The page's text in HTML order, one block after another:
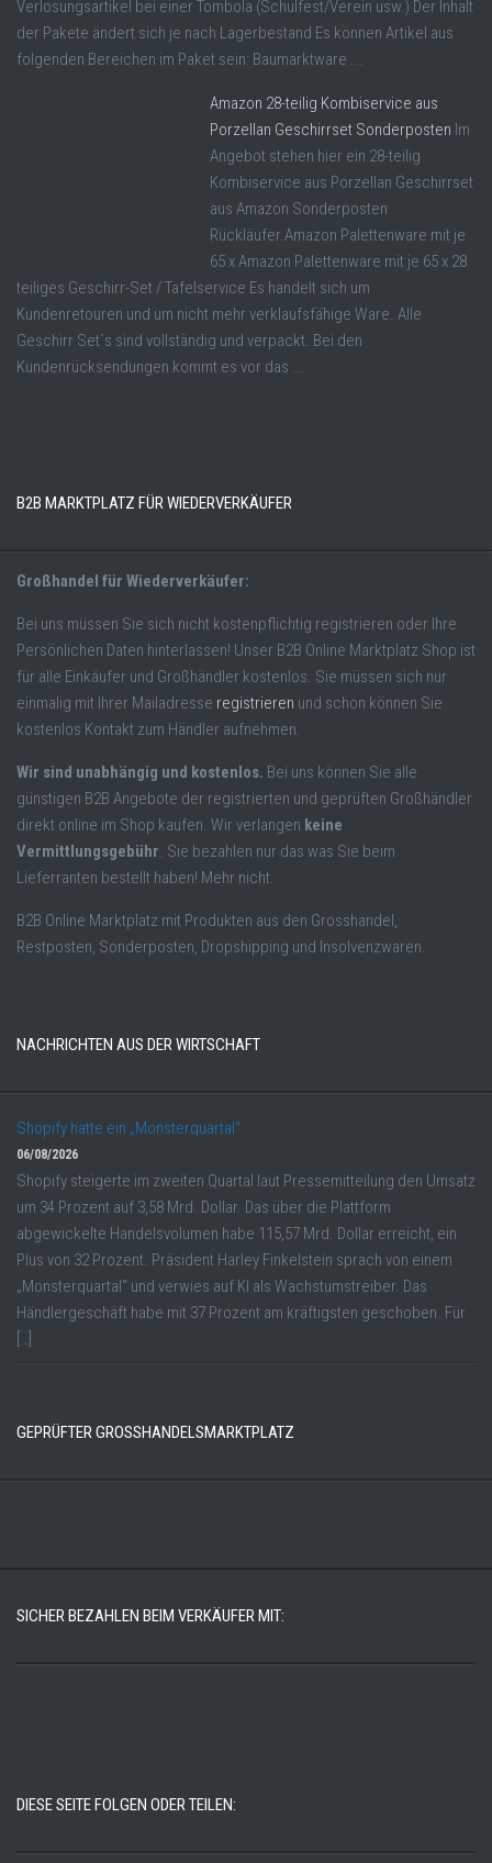
Verlosungsartikel bei einer Tombola (Schulfest/Verein usw.) Der Inhalt
der Pakete ändert sich je nach Lagerbestand Es können Artikel aus
folgenden Bereichen im Paket sein: Baumarktware ...
Amazon 28-teilig Kombiservice aus
Porzellan Geschirrset Sonderposten Im
Angebot stehen hier ein 28-teilig
Kombiservice aus Porzellan Geschirrset
aus Amazon Sonderposten
Rückläufer.Amazon Palettenware mit je
65 x Amazon Palettenware mit je 65 x 28
teiliges Geschirr-Set / Tafelservice Es handelt sich um
Kundenretouren und um nicht mehr verklaufsfähige Ware. Alle
Geschirr Set´s sind vollständig und verpackt. Bei den
Kundenrücksendungen kommt es vor das ...
B2B MARKTPLATZ FÜR WIEDERVERKÄUFER
Großhandel für Wiederverkäufer:
Bei uns müssen Sie sich nicht kostenpflichtig registrieren oder Ihre
Persönlichen Daten hinterlassen! Unser B2B Online Marktplatz Shop ist
für alle Einkäufer und Großhändler kostenlos. Sie müssen sich nur
einmalig mit Ihrer Mailadresse registrieren und schon können Sie
kostenlos Kontakt zum Händler aufnehmen.
Wir sind unabhängig und kostenlos. Bei uns können Sie alle
günstigen B2B Angebote der registrierten und geprüften Großhändler
direkt online im Shop kaufen. Wir verlangen keine
Vermittlungsgebühr. Sie bezahlen nur das was Sie beim
Lieferranten bestellt haben! Mehr nicht.
B2B Online Marktplatz mit Produkten aus den Grosshandel,
Restposten, Sonderposten, Dropshipping und Insolvenzwaren.
NACHRICHTEN AUS DER WIRTSCHAFT
Shopify hatte ein „Monsterquartal“
06/08/2026
Shopify steigerte im zweiten Quartal laut Pressemitteilung den Umsatz
um 34 Prozent auf 3,58 Mrd. Dollar. Das über die Plattform
abgewickelte Handelsvolumen habe 115,57 Mrd. Dollar erreicht, ein
Plus von 32 Prozent. Präsident Harley Finkelstein sprach von einem
„Monsterquartal“ und verwies auf KI als Wachstumstreiber. Das
Händlergeschäft habe mit 37 Prozent am kräftigsten geschoben. Für
[…]
GEPRÜFTER GROSSHANDELSMARKTPLATZ
SICHER BEZAHLEN BEIM VERKÄUFER MIT:
DIESE SEITE FOLGEN ODER TEILEN: